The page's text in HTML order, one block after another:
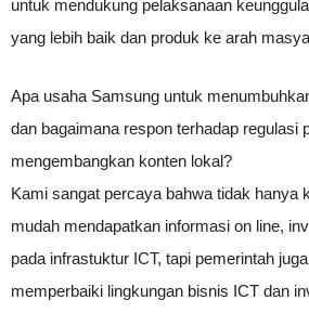
untuk mendukung pelaksanaan
yang lebih baik dan produk ke arah
Apa usaha Samsung untuk
dan bagaimana respon terhadap regulasi
mengembangkan konten lokal?
Kami sangat percaya bahwa tidak hanya
mudah mendapatkan informasi on line,
pada infrastuktur ICT, tapi pemerintah
memperbaiki lingkungan bisnis ICT dan